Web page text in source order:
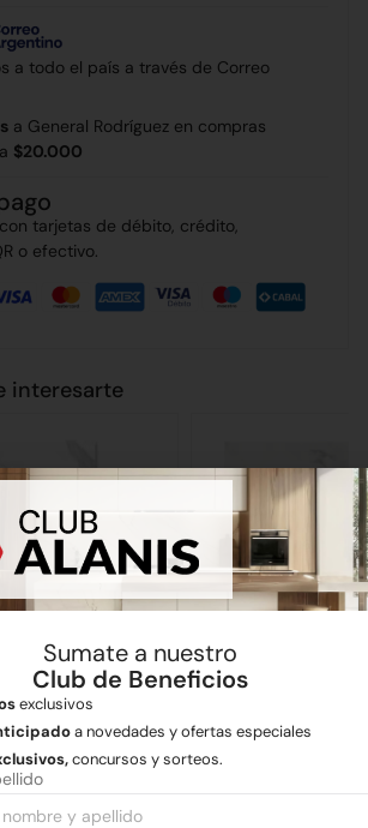
a todo el país a través de Correo
a General Rodríguez en compras
$20.000
tarjetas de débito, crédito,
o efectivo.
interesarte
Porcelanato Lume Calacata Royale 62×119
Pisos y revestimientos
Porcelanato Lagoon
Sumate a nuestro
Club de Beneficios
exclusivos
a novedades y ofertas especiales
concursos y sorteos.